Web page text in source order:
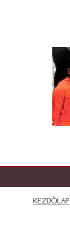
KEZDŐLAP